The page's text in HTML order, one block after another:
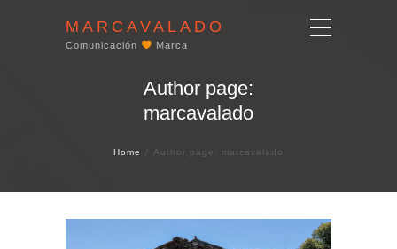
MARCAVALADO
Comunicación Marca
Author page:
marcavalado
Home Author page: marcavalado